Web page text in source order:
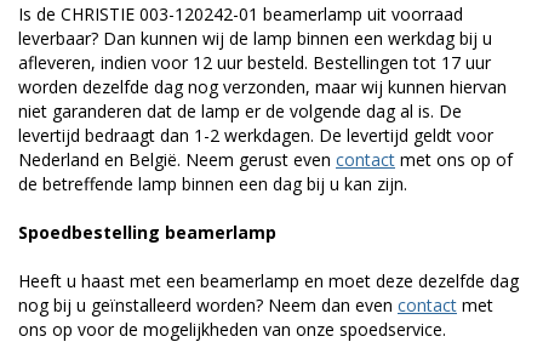
Is de CHRISTIE 003-120242-01 beamerlamp uit voorraad
leverbaar? Dan kunnen wij de lamp binnen een werkdag bij u
afleveren, indien voor 12 uur besteld. Bestellingen tot 17 uur
worden dezelfde dag nog verzonden, maar wij kunnen hiervan
niet garanderen dat de lamp er de volgende dag al is. De
levertijd bedraagt dan 1-2 werkdagen. De levertijd geldt voor
Nederland en België. Neem gerust even contact met ons op of
de betreffende lamp binnen een dag bij u kan zijn.
Spoedbestelling beamerlamp
Heeft u haast met een beamerlamp en moet deze dezelfde dag
nog bij u geïnstalleerd worden? Neem dan even contact met
ons op voor de mogelijkheden van onze spoedservice.